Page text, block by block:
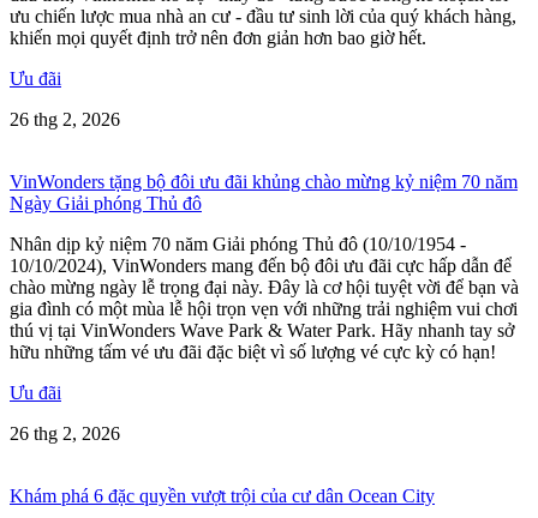
ưu chiến lược mua nhà an cư - đầu tư sinh lời của quý khách hàng,
khiến mọi quyết định trở nên đơn giản hơn bao giờ hết.
Ưu đãi
26 thg 2, 2026
VinWonders tặng bộ đôi ưu đãi khủng chào mừng kỷ niệm 70 năm
Ngày Giải phóng Thủ đô
Nhân dịp kỷ niệm 70 năm Giải phóng Thủ đô (10/10/1954 -
10/10/2024), VinWonders mang đến bộ đôi ưu đãi cực hấp dẫn để
chào mừng ngày lễ trọng đại này. Đây là cơ hội tuyệt vời để bạn và
gia đình có một mùa lễ hội trọn vẹn với những trải nghiệm vui chơi
thú vị tại VinWonders Wave Park & Water Park. Hãy nhanh tay sở
hữu những tấm vé ưu đãi đặc biệt vì số lượng vé cực kỳ có hạn!
Ưu đãi
26 thg 2, 2026
Khám phá 6 đặc quyền vượt trội của cư dân Ocean City